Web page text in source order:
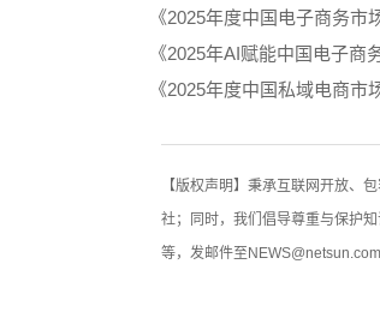
《2025年度中国电子商务市
《2025年AI赋能中国电子商
《2025年度中国私域电商市
【版权声明】秉承互联网开放、
社；同时，我们倡导尊重与保护
等，发邮件至